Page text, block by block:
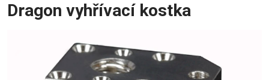
Dragon vyhřívací kostka